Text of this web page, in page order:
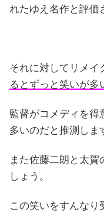
れたゆえ名作と評価
それに対してリメイ
るとずっと笑いが多
監督がコメディを得
多いのだと推測しま
また佐藤二朗と太
しょう。
この笑いをすんなり